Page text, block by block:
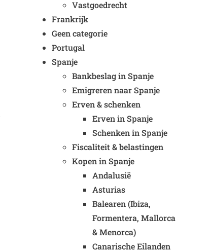
Vastgoedrecht
Frankrijk
Geen categorie
Portugal
Spanje
Bankbeslag in Spanje
Emigreren naar Spanje
Erven & schenken
Erven in Spanje
Schenken in Spanje
Fiscaliteit & belastingen
Kopen in Spanje
Andalusië
Asturias
Balearen (Ibiza,
Formentera, Mallorca
& Menorca)
Canarische Eilanden